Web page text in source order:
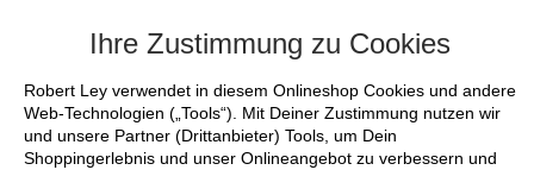
Ihre Zustimmung zu Cookies
Robert Ley verwendet in diesem Onlineshop Cookies und andere
Web-Technologien („Tools“). Mit Deiner Zustimmung nutzen wir
und unsere Partner (Drittanbieter) Tools, um Dein
Shoppingerlebnis und unser Onlineangebot zu verbessern und